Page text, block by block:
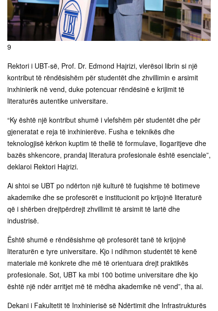
9
Rektori i UBT-së, Prof. Dr. Edmond Hajrizi, vlerësoi librin si një
kontribut të rëndësishëm për studentët dhe zhvillimin e arsimit
inxhinierik në vend, duke potencuar rëndësinë e krijimit të
literaturës autentike universitare.
“Ky është një kontribut shumë i vlefshëm për studentët dhe për
gjeneratat e reja të inxhinierëve. Fusha e teknikës dhe
teknologjisë kërkon kuptim të thellë të formulave, llogaritjeve dhe
bazës shkencore, prandaj literatura profesionale është esenciale”,
deklaroi Rektori Hajrizi.
Ai shtoi se UBT po ndërton një kulturë të fuqishme të botimeve
akademike dhe se profesorët e institucionit po krijojnë literaturë
që i shërben drejtpërdrejt zhvillimit të arsimit të lartë dhe
industrisë.
Është shumë e rëndësishme që profesorët tanë të krijojnë
literaturën e tyre universitare. Kjo i ndihmon studentët të kenë
materiale më konkrete dhe më të orientuara drejt praktikës
profesionale. Sot, UBT ka mbi 100 botime universitare dhe kjo
është një ndër arritjet më të mëdha akademike në vend”, tha ai.
Dekani i Fakultetit të Inxhinierisë së Ndërtimit dhe Infrastrukturës